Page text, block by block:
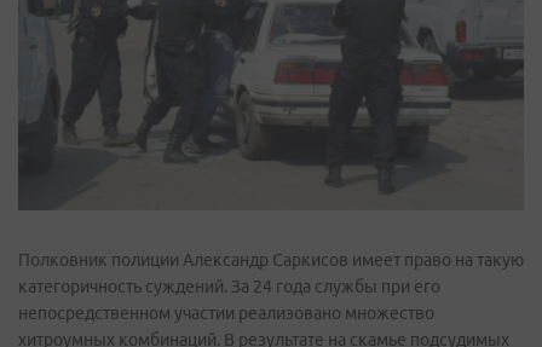
Полковник полиции Александр Саркисов имеет право на такую
категоричность суждений. За 24 года службы при его
непосредственном участии реализовано множество
хитроумных комбинаций. В результате на скамье подсудимых